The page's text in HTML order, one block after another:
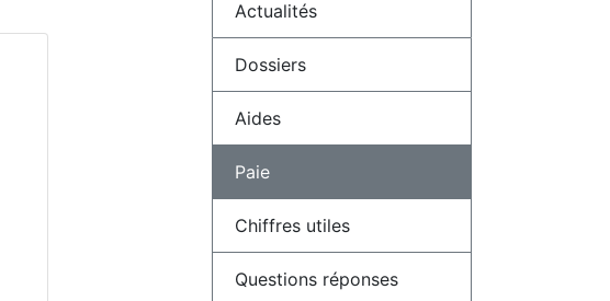
Actualités
Dossiers
Aides
Paie
Chiffres utiles
Questions réponses